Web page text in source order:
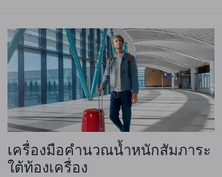
เครื่องมือคำนวณน้ำหนักสัมภาระ
ใต้ท้องเครื่อง